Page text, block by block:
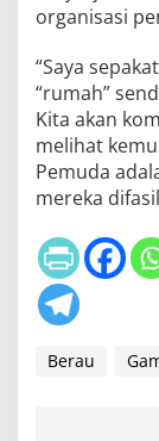
organisasi
“Saya
“rumah”
Kita akan
melihat
Pemuda
mereka
Berau